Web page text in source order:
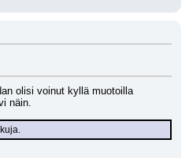
olisi voinut kyllä muotoilla
näin.